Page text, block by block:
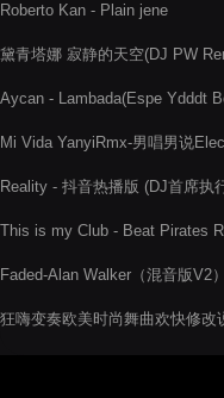
Roberto Kan - Plain jene
黛青塔娜 寂静的天空(DJ PW
Aycan - Lambada(Espe Ydddt
Mi Vida YanyiRmx-男唱男说
Reality - 抖音热播版 (DJ首席执
This is my Club - Beat Pirates
Faded-Alan Walker（混音版V2）
狂嗨变奏欧美时尚舞曲欢快修改